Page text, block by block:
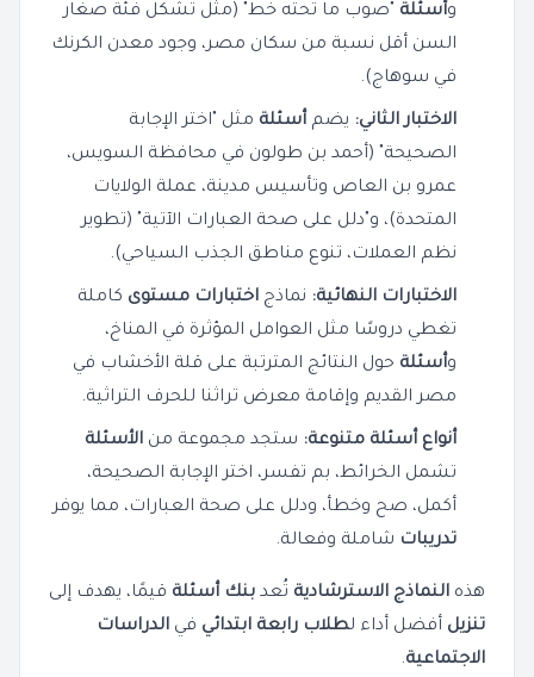
وأسئلة "صوب ما تحته خط" (مثل تشكل فئة صغار
السن أقل نسبة من سكان مصر، وجود معدن الكرنك
في سوهاج).
الاختبار الثاني: يضم أسئلة مثل "اختر الإجابة
الصحيحة" (أحمد بن طولون في محافظة السويس،
عمرو بن العاص وتأسيس مدينة، عملة الولايات
المتحدة)، و"دلل على صحة العبارات الآتية" (تطوير
نظم العملات، تنوع مناطق الجذب السياحي).
الاختبارات النهائية: نماذج اختبارات مستوى كاملة
تغطي دروسًا مثل العوامل المؤثرة في المناخ،
وأسئلة حول النتائج المترتبة على قلة الأخشاب في
مصر القديم وإقامة معرض تراثنا للحرف التراثية.
أنواع أسئلة متنوعة: ستجد مجموعة من الأسئلة
تشمل الخرائط، بم تفسر، اختر الإجابة الصحيحة،
أكمل، صح وخطأ، ودلل على صحة العبارات، مما يوفر
تدريبات شاملة وفعالة.
هذه النماذج الاسترشادية تُعد بنك أسئلة قيمًا، يهدف إلى
تنزيل أفضل أداء لطلاب رابعة ابتدائي في الدراسات
الاجتماعية.